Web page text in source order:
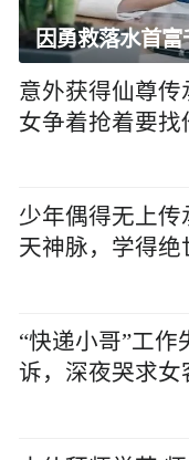
因勇救落水首
意外获得仙尊传
女争着抢着要找
少年偶得无上传
天神脉，学得绝
“快递小哥”工作
诉，深夜哭求女